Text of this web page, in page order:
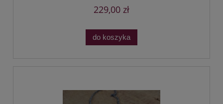
229,00 zł
do koszyka